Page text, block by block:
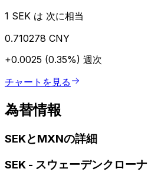
1 SEK は 次に相当
0.710278 CNY
+0.0025 (0.35%) 週次
チャートを見る
為替情報
SEKとMXNの詳細
SEK - スウェーデンクローナ